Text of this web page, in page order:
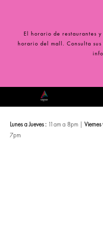
contenidoEl horario de restaurantes
horario del mall. Consulta
Lunes a Jueves :11am a 8pm |
7pm